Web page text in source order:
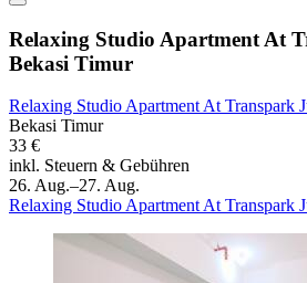
Relaxing Studio Apartment At
Bekasi Timur
Relaxing Studio Apartment At Transpark
Bekasi Timur
33 €
inkl. Steuern & Gebühren
26. Aug.–27. Aug.
Relaxing Studio Apartment At Transpark